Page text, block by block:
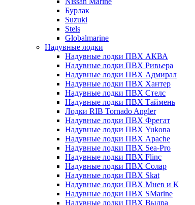
Бурлак
Suzuki
Stels
Globalmarine
Надувные лодки
Надувные лодки ПВХ АКВА
Надувные лодки ПВХ Ривьера
Надувные лодки ПВХ Адмирал
Надувные лодки ПВХ Хантер
Надувные лодки ПВХ Стелс
Надувные лодки ПВХ Таймень
Лодки RIB Tornado Angler
Надувные лодки ПВХ Фрегат
Надувные лодки ПВХ Yukona
Надувные лодки ПВХ Apache
Надувные лодки ПВХ Sea-Pro
Надувные лодки ПВХ Flinc
Надувные лодки ПВХ Солар
Надувные лодки ПВХ Skat
Надувные лодки ПВХ Мнев и К
Надувные лодки ПВХ SMarine
Надувные лодки ПВХ Выдра